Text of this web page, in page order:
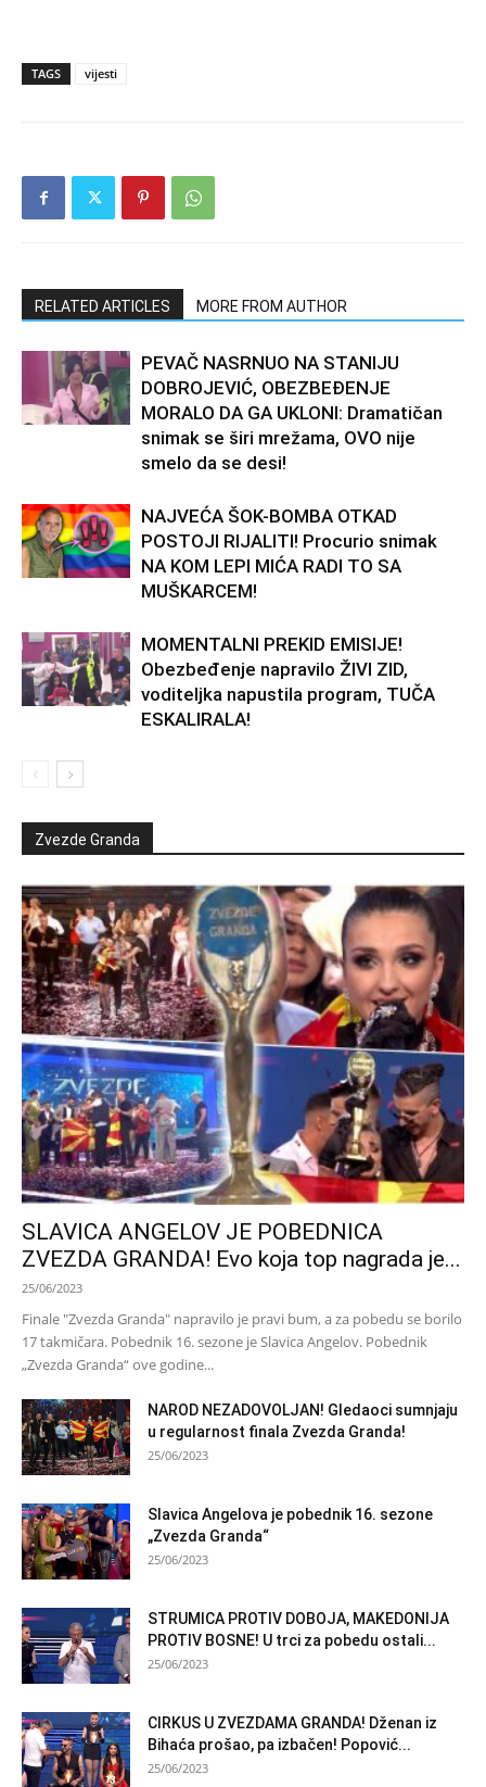
TAGS vijesti
RELATED ARTICLES MORE FROM AUTHOR
PEVAČ NASRNUO NA STANIJU
DOBROJEVIĆ, OBEZBEĐENJE
MORALO DA GA UKLONI: Dramatičan
snimak se širi mrežama, OVO nije
smelo da se desi!
NAJVEĆA ŠOK-BOMBA OTKAD
POSTOJI RIJALITI! Procurio snimak
NA KOM LEPI MIĆA RADI TO SA
MUŠKARCEM!
MOMENTALNI PREKID EMISIJE!
Obezbeđenje napravilo ŽIVI ZID,
voditeljka napustila program, TUČA
ESKALIRALA!
Zvezde Granda
SLAVICA ANGELOV JE POBEDNICA
ZVEZDA GRANDA! Evo koja top nagrada je...
25/06/2023
Finale "Zvezda Granda" napravilo je pravi bum, a za pobedu se borilo
17 takmičara. Pobednik 16. sezone je Slavica Angelov. Pobednik
„Zvezda Granda“ ove godine...
NAROD NEZADOVOLJAN! Gledaoci sumnjaju
u regularnost finala Zvezda Granda!
25/06/2023
Slavica Angelova je pobednik 16. sezone
„Zvezda Granda“
25/06/2023
STRUMICA PROTIV DOBOJA, MAKEDONIJA
PROTIV BOSNE! U trci za pobedu ostali...
25/06/2023
CIRKUS U ZVEZDAMA GRANDA! Dženan iz
Bihaća prošao, pa izbačen! Popović...
25/06/2023